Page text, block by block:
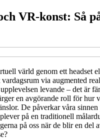
VR-konst: Så
värld genom ett headset
via augmented
levande – det är
en avgörande roll för hur
De påverkar våra sinnen
på en traditionell
på oss när de blir en del